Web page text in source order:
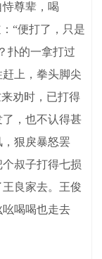
尊辈，喝
“便打了，只是
扑的一拿打过
上，拳头脚尖
劝时，已打得
，也不认得甚
狠戾暴怒罢
叔子打得七损
良家去。王俊
喝喝也走去